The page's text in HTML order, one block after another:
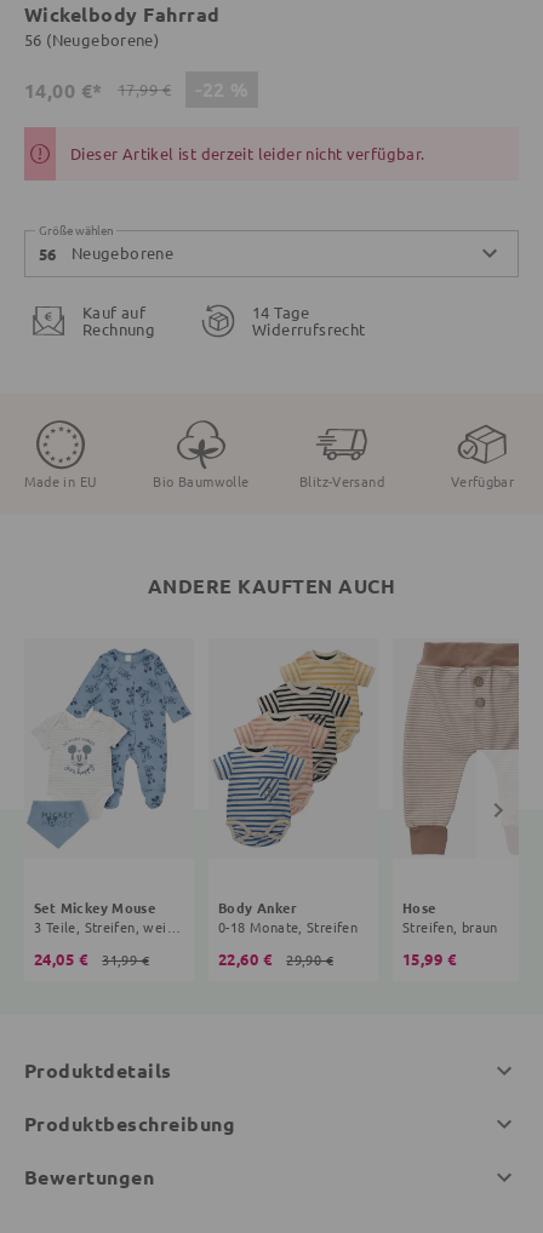
Wickelbody Fahrrad
56 (Neugeborene)
14,00 €* 17,99 €
Dieser Artikel ist derzeit leider nicht verfügbar.
Größe wählen
56 Neugeborene
Kauf auf
Rechnung
14 Tage
Widerrufsrecht
Made in EU Bio Baumwolle Blitz-Versand Verfügbar
ANDERE KAUFTEN AUCH
Set Mickey Mouse
3 Teile, Streifen, weiß, hellblau
24,05 € 31,99 €
Body Anker
0-18 Monate, Streifen
22,60 € 29,90 €
Hose
Streifen, braun
15,99 €
Produktdetails
Produktbeschreibung
Bewertungen